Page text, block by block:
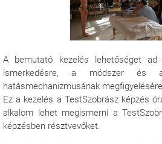
A bemutató kezelés lehetőséget ad
ismerkedésre, a módszer és
hatásmechanizmusának
Ez a kezelés a TestSzobrász képzés
alkalom lehet megismerni a
képzésben résztvevőket.